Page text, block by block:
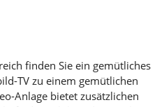
finden Sie ein gemütliches
TV zu einem gemütlichen
Anlage bietet zusätzlichen